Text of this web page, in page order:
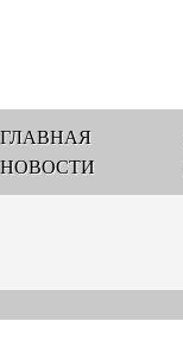
ГЛАВНАЯ
НОВОСТИ